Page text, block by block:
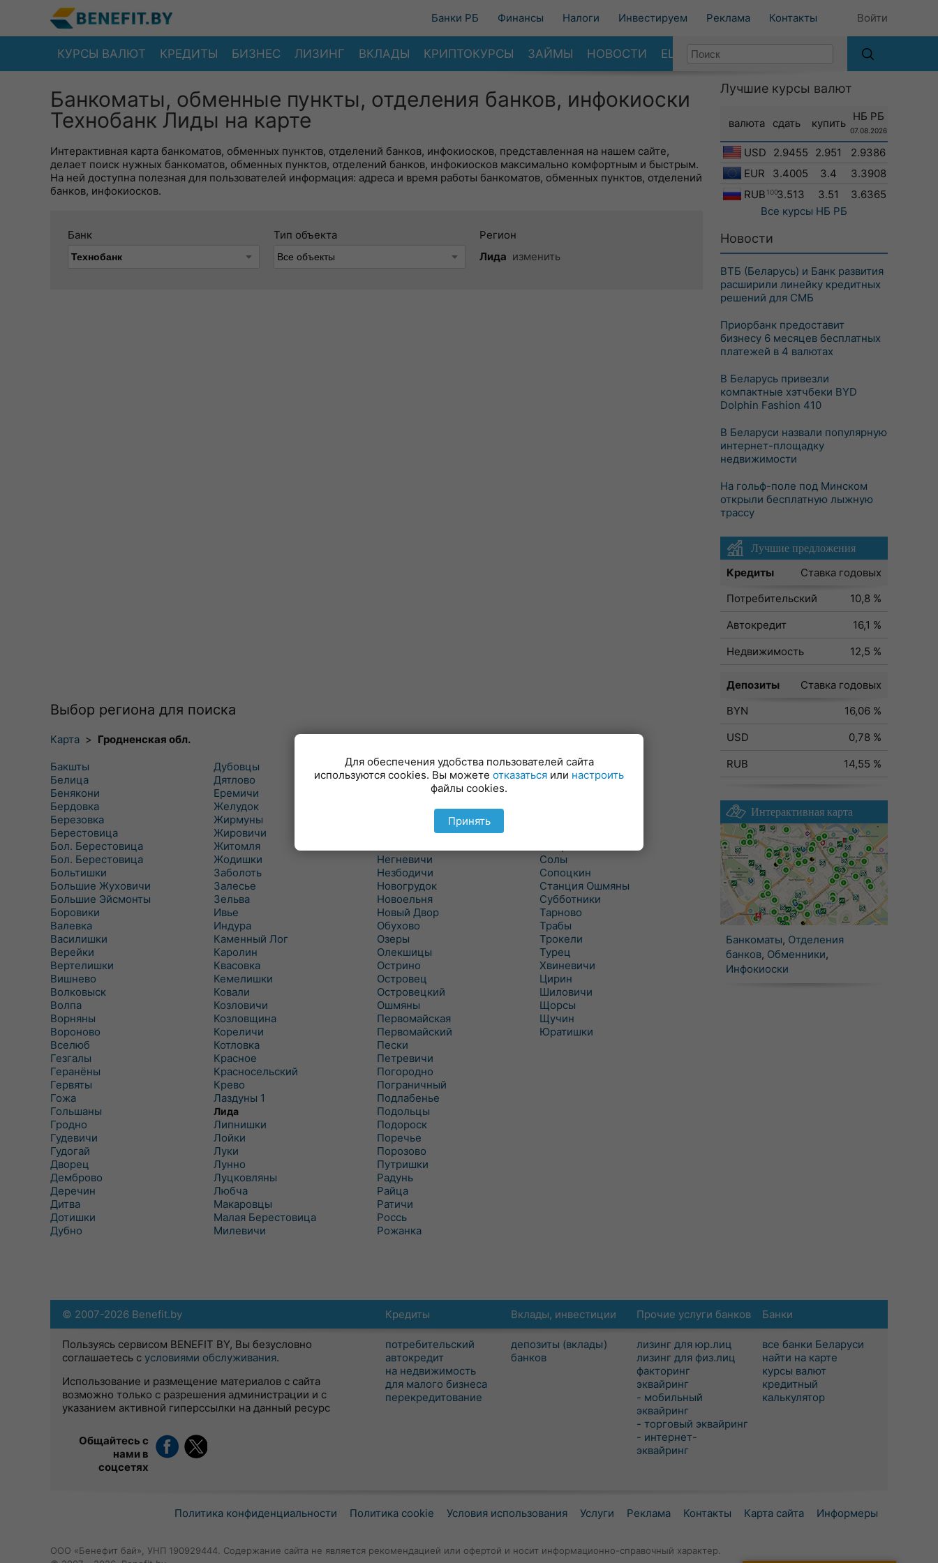
Банки РБ Финансы Налоги Инвестируем Реклама Контакты Войти
КУРСЫ ВАЛЮТ КРЕДИТЫ БИЗНЕС ЛИЗИНГ ВКЛАДЫ КРИПТОКУРСЫ ЗАЙМЫ НОВОСТИ ЕЩЕ
Банкоматы, обменные пункты, отделения банков, инфокиоски
Технобанк Лиды на карте
Интерактивная карта банкоматов, обменных пунктов, отделений банков, инфокиосков, представленная на нашем сайте,
делает поиск нужных банкоматов, обменных пунктов, отделений банков, инфокиосков максимально комфортным и быстрым.
На ней доступна полезная для пользователей информация: адреса и время работы банкоматов, обменных пунктов, отделений
банков, инфокиосков.
Банк Тип объекта
Регион
Лида изменить
Выбор региона для поиска
Карта > Гродненская обл.
Бакшты
Белица
Бенякони
Бердовка
Березовка
Берестовица
Бол. Берестовица
Бол. Берестовица
Больтишки
Большие Жуховичи
Большие Эйсмонты
Боровики
Валевка
Василишки
Верейки
Вертелишки
Вишнево
Волковыск
Волпа
Ворняны
Вороново
Вселюб
Гезгалы
Геранёны
Гервяты
Гожа
Гольшаны
Гродно
Гудевичи
Гудогай
Дворец
Демброво
Деречин
Дитва
Дотишки
Дубно
Дубовцы
Дятлово
Еремичи
Желудок
Жирмуны
Жировичи
Житомля
Жодишки
Заболоть
Залесье
Зельва
Ивье
Индура
Каменный Лог
Каролин
Квасовка
Кемелишки
Ковали
Козловичи
Козловщина
Кореличи
Котловка
Красное
Красносельский
Крево
Лаздуны 1
Лида
Липнишки
Лойки
Луки
Лунно
Луцковляны
Любча
Макаровцы
Малая Берестовица
Милевичи
Минойты
Мир
Михалишки
Можейково
Мосты Правые
Негневичи
Незбодичи
Новогрудок
Новоельня
Новый Двор
Обухово
Озеры
Олекшицы
Острино
Островец
Островецкий
Ошмяны
Первомайская
Первомайский
Пески
Петревичи
Погородно
Пограничный
Подлабенье
Подольцы
Подороск
Поречье
Порозово
Путришки
Радунь
Райца
Ратичи
Роcсь
Рожанка
Россь
Свислочь
Солы
Сопоцкин
Станция Ошмяны
Субботники
Тарново
Трабы
Трокели
Турец
Хвиневичи
Цирин
Шиловичи
Щорсы
Щучин
Юратишки
Лучшие курсы валют
валюта сдать купить
НБ РБ
07.08.2026
USD 2.9455 2.951
2.9386
EUR
3.4005 3.4
3.3908
RUB 1003.513 3.51
3.6365
Все курсы НБ РБ
Новости
ВТБ (Беларусь) и Банк развития
расширили линейку кредитных
решений для СМБ
Приорбанк предоставит
бизнесу 6 месяцев бесплатных
платежей в 4 валютах
В Беларусь привезли
компактные хэтчбеки BYD
Dolphin Fashion 410
В Беларуси назвали популярную
интернет-площадку
недвижимости
На гольф-поле под Минском
открыли бесплатную лыжную
трассу
Лучшие предложения
Кредиты
Ставка годовых
Потребительский
10,8 %
Автокредит
16,1 %
Недвижимость
12,5 %
Депозиты
Ставка годовых
BYN
16,06 %
USD
0,78 %
RUB
14,55 %
Интерактивная карта
Банкоматы, Отделения
банков, Обменники,
Инфокиоски
Кредиты
потребительский
автокредит
на недвижимость
для малого бизнеса
перекредитование
Вклады, инвестиции
депозиты (вклады)
банков
Прочие услуги банков
лизинг для юр.лиц
лизинг для физ.лиц
факторинг
эквайринг
- мобильный
эквайринг
- торговый эквайринг
- интернет-
эквайринг
Банки
все банки Беларуси
найти на карте
курсы валют
кредитный
калькулятор
© 2007-2026 Benefit.by
Пользуясь сервисом BENEFIT BY, Вы безусловно
соглашаетесь с условиями обслуживания.
Использование и размещение материалов с сайта
возможно только с разрешения администрации и с
указанием активной гиперссылки на данный ресурс
Общайтесь с
нами в
соцсетях
Политика конфиденциальности Политика cookie Условия использования Услуги Реклама Контакты Карта сайта Информеры
ООО «Бенефит бай», УНП 190929444. Содержание сайта не является рекомендацией или офертой и носит информационно-справочный характер.
Для обеспечения удобства пользователей сайта
используются cookies. Вы можете отказаться или настроить
файлы cookies.
Принять